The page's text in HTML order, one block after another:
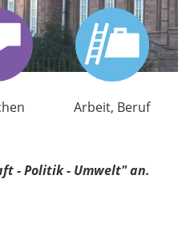
Arbeit, Beruf
- Politik - Umwelt" an.